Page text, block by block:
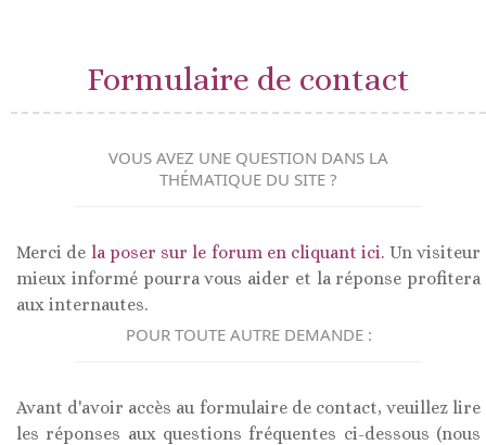
Formulaire de contact
VOUS AVEZ UNE QUESTION DANS LA
THÉMATIQUE DU SITE ?
Merci de la poser sur le forum en cliquant ici. Un visiteur
mieux informé pourra vous aider et la réponse profitera
aux internautes.
POUR TOUTE AUTRE DEMANDE :
Avant d'avoir accès au formulaire de contact, veuillez lire
les réponses aux questions fréquentes ci-dessous (nous